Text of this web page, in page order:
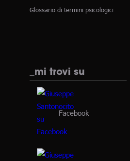
Glossario di termini psicologici
_mi trovi su
Facebook